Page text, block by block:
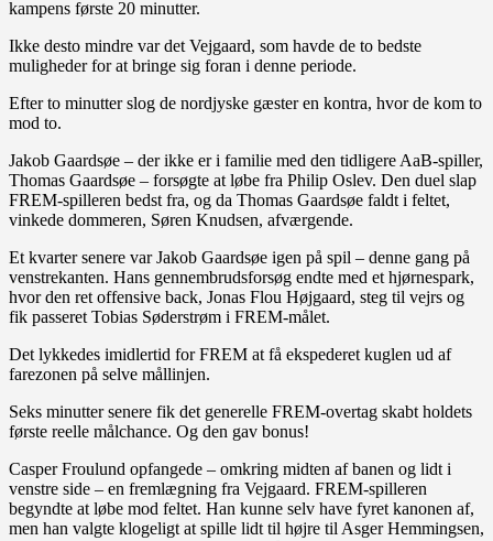
kampens første 20 minutter.
Ikke desto mindre var det Vejgaard, som havde de to bedste
muligheder for at bringe sig foran i denne periode.
Efter to minutter slog de nordjyske gæster en kontra, hvor de kom to
mod to.
Jakob Gaardsøe – der ikke er i familie med den tidligere AaB-spiller,
Thomas Gaardsøe – forsøgte at løbe fra Philip Oslev. Den duel slap
FREM-spilleren bedst fra, og da Thomas Gaardsøe faldt i feltet,
vinkede dommeren, Søren Knudsen, afværgende.
Et kvarter senere var Jakob Gaardsøe igen på spil – denne gang på
venstrekanten. Hans gennembrudsforsøg endte med et hjørnespark,
hvor den ret offensive back, Jonas Flou Højgaard, steg til vejrs og
fik passeret Tobias Søderstrøm i FREM-målet.
Det lykkedes imidlertid for FREM at få ekspederet kuglen ud af
farezonen på selve mållinjen.
Seks minutter senere fik det generelle FREM-overtag skabt holdets
første reelle målchance. Og den gav bonus!
Casper Froulund opfangede – omkring midten af banen og lidt i
venstre side – en fremlægning fra Vejgaard. FREM-spilleren
begyndte at løbe mod feltet. Han kunne selv have fyret kanonen af,
men han valgte klogeligt at spille lidt til højre til Asger Hemmingsen,